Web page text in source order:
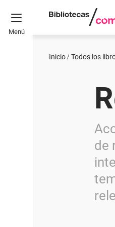
Menú
Inicio Todos los
de